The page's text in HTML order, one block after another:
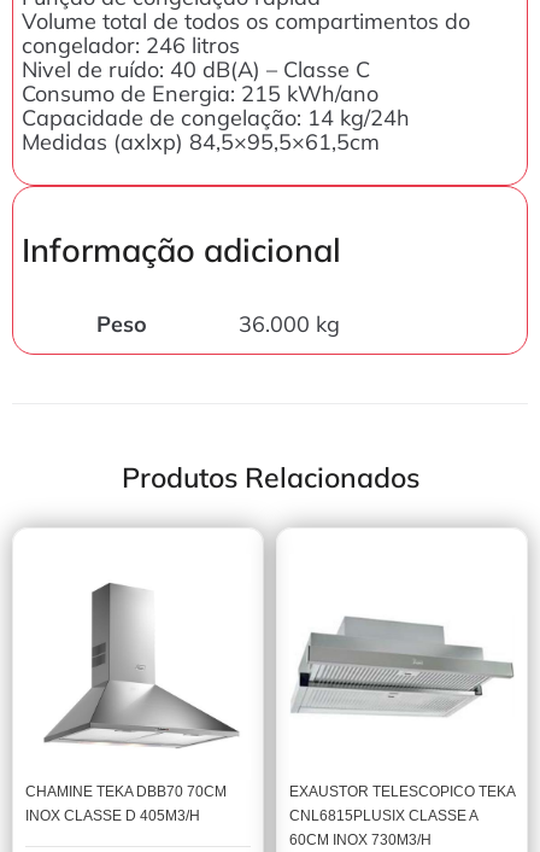
Volume total de todos os compartimentos do
congelador: 246 litros
Nivel de ruído: 40 dB(A) – Classe C
Consumo de Energia: 215 kWh/ano
Capacidade de congelação: 14 kg/24h
Medidas (axlxp) 84,5×95,5×61,5cm
Informação adicional
Peso 36.000 kg
Produtos Relacionados
CHAMINE TEKA DBB70 70CM
INOX CLASSE D 405M3/H
EXAUSTOR TELESCOPICO TEKA
CNL6815PLUSIX CLASSE A
60CM INOX 730M3/H